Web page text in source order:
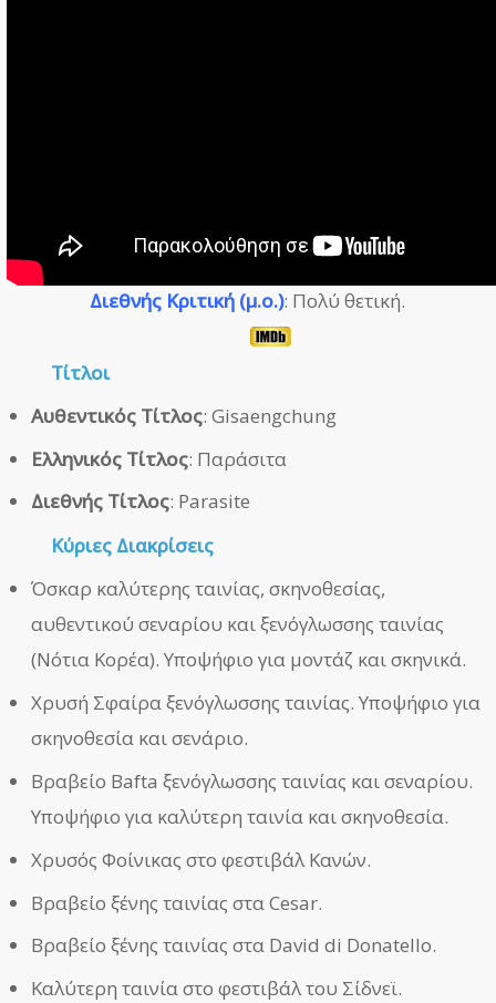
Διεθνής Κριτική (μ.ο.): Πολύ θετική.
Τίτλοι
Αυθεντικός Τίτλος: Gisaengchung
Ελληνικός Τίτλος: Παράσιτα
Διεθνής Τίτλος: Parasite
Κύριες Διακρίσεις
Όσκαρ καλύτερης ταινίας, σκηνοθεσίας,
αυθεντικού σεναρίου και ξενόγλωσσης ταινίας
(Νότια Κορέα). Υποψήφιο για μοντάζ και σκηνικά.
Χρυσή Σφαίρα ξενόγλωσσης ταινίας. Υποψήφιο για
σκηνοθεσία και σενάριο.
Βραβείο Bafta ξενόγλωσσης ταινίας και σεναρίου.
Υποψήφιο για καλύτερη ταινία και σκηνοθεσία.
Χρυσός Φοίνικας στο φεστιβάλ Κανών.
Βραβείο ξένης ταινίας στα Cesar.
Βραβείο ξένης ταινίας στα David di Donatello.
Καλύτερη ταινία στο φεστιβάλ του Σίδνεϊ.